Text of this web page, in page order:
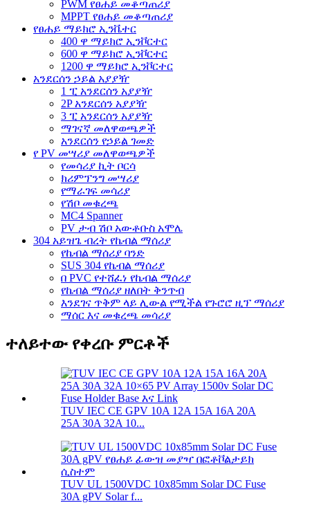
PWM የፀሐይ መቆጣጠሪያ
MPPT የፀሐይ መቆጣጠሪያ
የፀሐይ ማይክሮ ኢንቬተር
400 ዋ ማይክሮ ኢንቮርተር
600 ዋ ማይክሮ ኢንቮርተር
1200 ዋ ማይክሮ ኢንቮርተር
አንደርሰን ኃይል አያያዥ
1 ፒ አንደርሰን አያያዥ
2P አንደርሰን አያያዥ
3 ፒ አንደርሰን አያያዥ
ማገናኛ መለዋወጫዎች
አንደርሰን የኃይል ገመድ
የ PV መሣሪያ መለዋወጫዎች
የመሳሪያ ኪት ቦርሳ
ክሪምፕንግ መሣሪያ
የማራገፍ መሳሪያ
የሽቦ መቁረጫ
MC4 Spanner
PV ታብ ሽቦ አውቶቡስ አሞሌ
304 አይዝጌ ብረት የኬብል ማሰሪያ
የኬብል ማሰሪያ ባንድ
SUS 304 የኬብል ማሰሪያ
በ PVC የተሸፈነ የኬብል ማሰሪያ
የኬብል ማሰሪያ ዘለበት ቅንጥብ
እንደገና ጥቅም ላይ ሊውል የሚችል የጉሮሮ ዚፕ ማሰሪያ
ማሰር እና መቁረጫ መሳሪያ
ተለይተው የቀረቡ ምርቶች
TUV IEC CE GPV 10A 12A 15A 16A 20A
25A 30A 32A 10...
TUV UL 1500VDC 10x85mm Solar DC Fuse
30A gPV Solar f...